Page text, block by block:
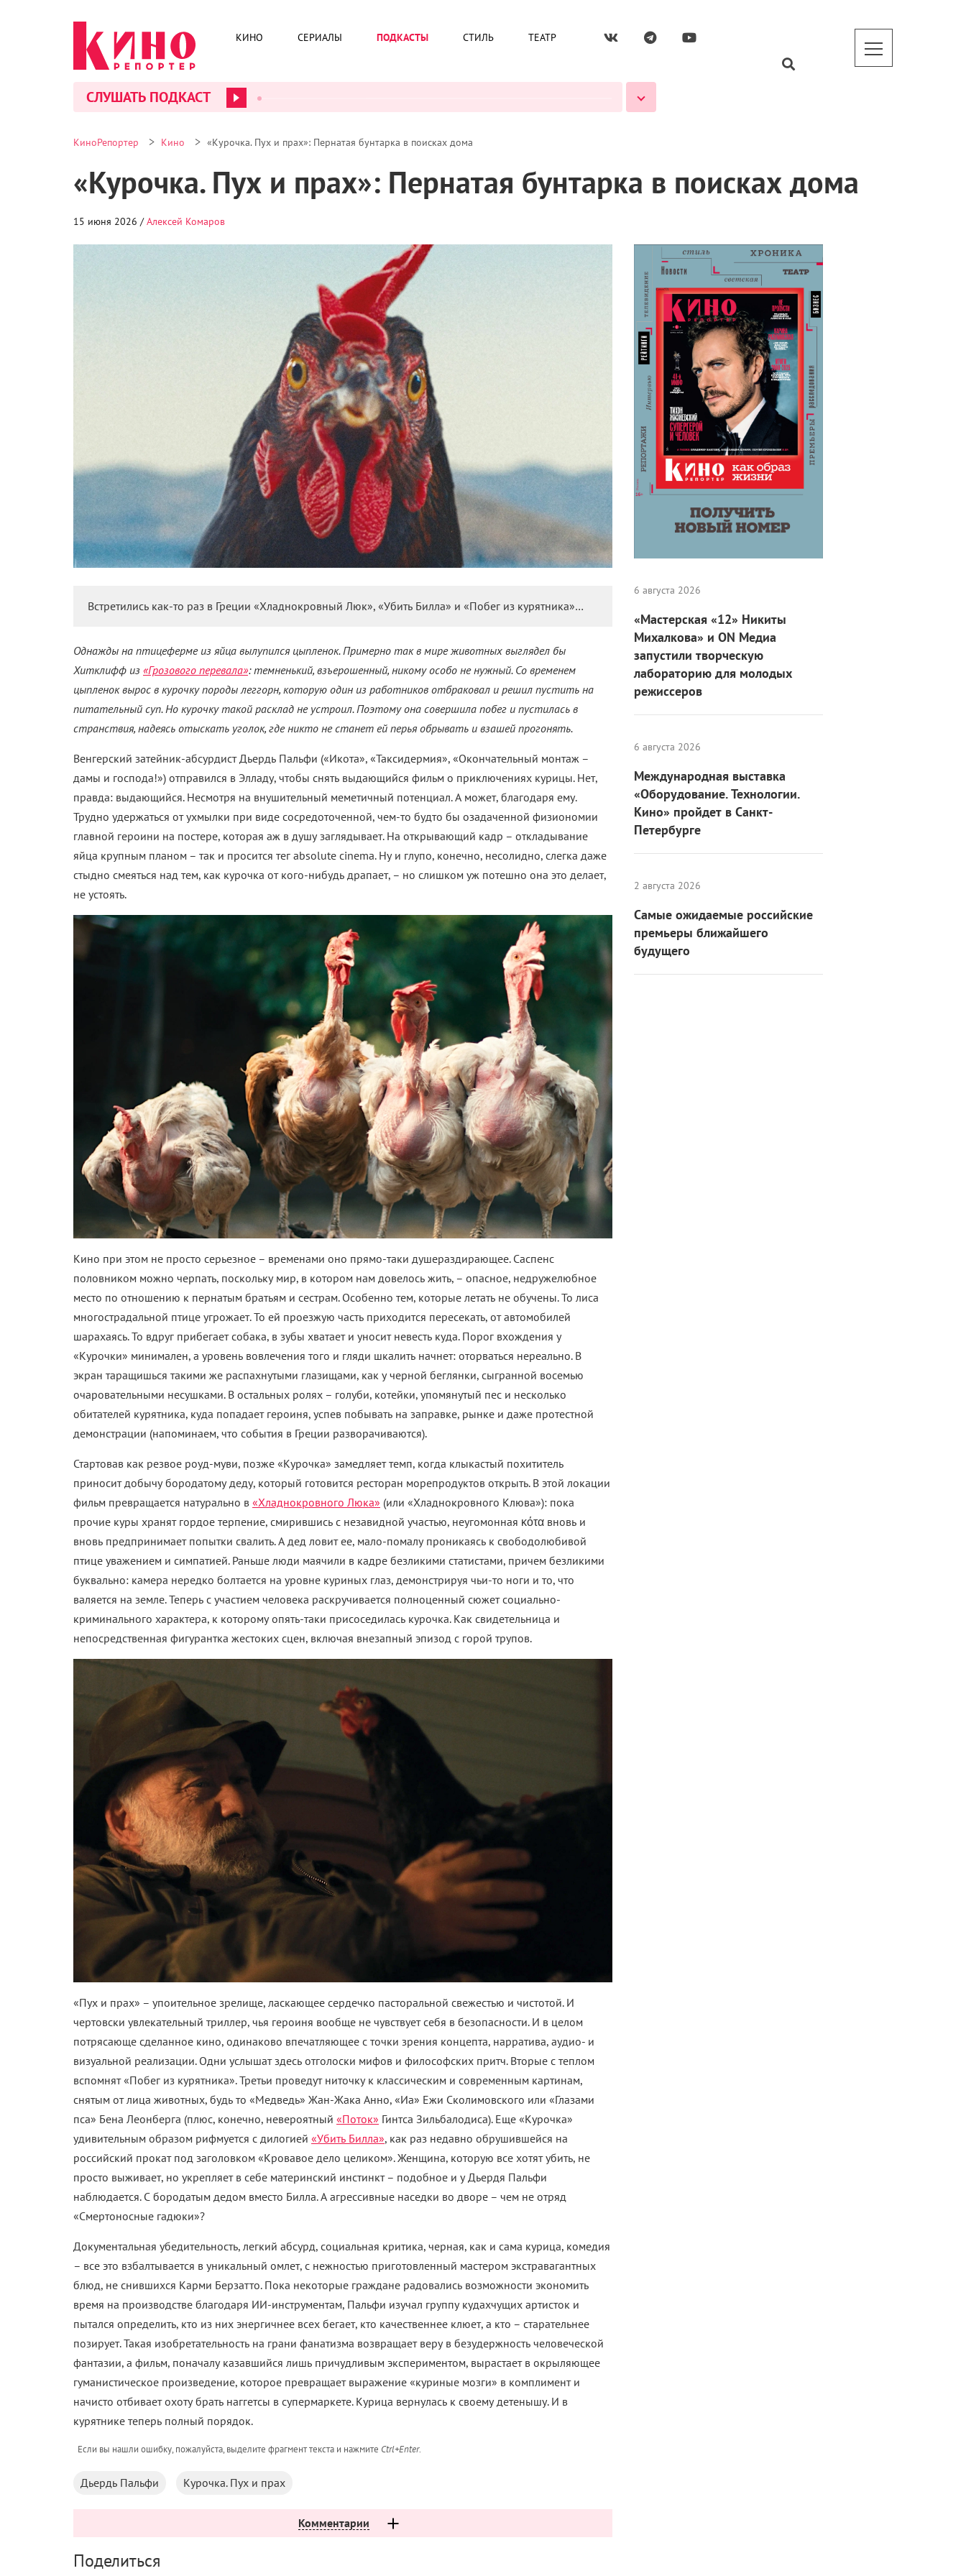
КИНО СЕРИАЛЫ ПОДКАСТЫ СТИЛЬ ТЕАТР
СЛУШАТЬ ПОДКАСТ
КиноРепортер > Кино > «Курочка. Пух и прах»: Пернатая бунтарка в поисках дома
«Курочка. Пух и прах»: Пернатая бунтарка в поисках дома
15 июня 2026 /Алексей Комаров
Встретились как-то раз в Греции «Хладнокровный Люк», «Убить Билла» и «Побег из курятника»…
Однажды на птицеферме из яйца вылупился цыпленок. Примерно так в мире животных выглядел бы
Хитклифф из «Грозового перевала»: темненький, взъерошенный, никому особо не нужный. Со временем
цыпленок вырос в курочку породы леггорн, которую один из работников отбраковал и решил пустить на
питательный суп. Но курочку такой расклад не устроил. Поэтому она совершила побег и пустилась в
странствия, надеясь отыскать уголок, где никто не станет ей перья обрывать и взашей прогонять.
Венгерский затейник-абсурдист Дьердь Пальфи («Икота», «Таксидермия», «Окончательный монтаж –
дамы и господа!») отправился в Элладу, чтобы снять выдающийся фильм о приключениях курицы. Нет,
правда: выдающийся. Несмотря на внушительный меметичный потенциал. А может, благодаря ему.
Трудно удержаться от ухмылки при виде сосредоточенной, чем-то будто бы озадаченной физиономии
главной героини на постере, которая аж в душу заглядывает. На открывающий кадр – откладывание
яйца крупным планом – так и просится тег absolute cinema. Ну и глупо, конечно, несолидно, слегка даже
стыдно смеяться над тем, как курочка от кого-нибудь драпает, – но слишком уж потешно она это делает,
не устоять.
Кино при этом не просто серьезное – временами оно прямо-таки душераздирающее. Саспенс
половником можно черпать, поскольку мир, в котором нам довелось жить, – опасное, недружелюбное
место по отношению к пернатым братьям и сестрам. Особенно тем, которые летать не обучены. То лиса
многострадальной птице угрожает. То ей проезжую часть приходится пересекать, от автомобилей
шарахаясь. То вдруг прибегает собака, в зубы хватает и уносит невесть куда. Порог вхождения у
«Курочки» минимален, а уровень вовлечения того и гляди шкалить начнет: оторваться нереально. В
экран таращишься такими же распахнутыми глазищами, как у черной беглянки, сыгранной восемью
очаровательными несушками. В остальных ролях – голуби, котейки, упомянутый пес и несколько
обитателей курятника, куда попадает героиня, успев побывать на заправке, рынке и даже протестной
демонстрации (напоминаем, что события в Греции разворачиваются).
Стартовав как резвое роуд-муви, позже «Курочка» замедляет темп, когда клыкастый похититель
приносит добычу бородатому деду, который готовится ресторан морепродуктов открыть. В этой локации
фильм превращается натурально в «Хладнокровного Люка» (или «Хладнокровного Клюва»): пока
прочие куры хранят гордое терпение, смирившись с незавидной участью, неугомонная κότα вновь и
вновь предпринимает попытки свалить. А дед ловит ее, мало-помалу проникаясь к свободолюбивой
птице уважением и симпатией. Раньше люди маячили в кадре безликими статистами, причем безликими
буквально: камера нередко болтается на уровне куриных глаз, демонстрируя чьи-то ноги и то, что
валяется на земле. Теперь с участием человека раскручивается полноценный сюжет социально-
криминального характера, к которому опять-таки присоседилась курочка. Как свидетельница и
непосредственная фигурантка жестоких сцен, включая внезапный эпизод с горой трупов.
«Пух и прах» – упоительное зрелище, ласкающее сердечко пасторальной свежестью и чистотой. И
чертовски увлекательный триллер, чья героиня вообще не чувствует себя в безопасности. И в целом
потрясающе сделанное кино, одинаково впечатляющее с точки зрения концепта, нарратива, аудио- и
визуальной реализации. Одни услышат здесь отголоски мифов и философских притч. Вторые с теплом
вспомнят «Побег из курятника». Третьи проведут ниточку к классическим и современным картинам,
снятым от лица животных, будь то «Медведь» Жан-Жака Анно, «Иа» Ежи Сколимовского или «Глазами
пса» Бена Леонберга (плюс, конечно, невероятный «Поток» Гинтса Зильбалодиса). Еще «Курочка»
удивительным образом рифмуется с дилогией «Убить Билла», как раз недавно обрушившейся на
российский прокат под заголовком «Кровавое дело целиком». Женщина, которую все хотят убить, не
просто выживает, но укрепляет в себе материнский инстинкт – подобное и у Дьердя Пальфи
наблюдается. С бородатым дедом вместо Билла. А агрессивные наседки во дворе – чем не отряд
«Смертоносные гадюки»?
Документальная убедительность, легкий абсурд, социальная критика, черная, как и сама курица, комедия
– все это взбалтывается в уникальный омлет, с нежностью приготовленный мастером экстравагантных
блюд, не снившихся Карми Берзатто. Пока некоторые граждане радовались возможности экономить
время на производстве благодаря ИИ-инструментам, Пальфи изучал группу кудахчущих артисток и
пытался определить, кто из них энергичнее всех бегает, кто качественнее клюет, а кто – старательнее
позирует. Такая изобретательность на грани фанатизма возвращает веру в безудержность человеческой
фантазии, а фильм, поначалу казавшийся лишь причудливым экспериментом, вырастает в окрыляющее
гуманистическое произведение, которое превращает выражение «куриные мозги» в комплимент и
начисто отбивает охоту брать наггетсы в супермаркете. Курица вернулась к своему детенышу. И в
курятнике теперь полный порядок.
Если вы нашли ошибку, пожалуйста, выделите фрагмент текста и нажмите Ctrl+Enter.
Дьердь Пальфи Курочка. Пух и прах
Комментарии
Поделиться
6 августа 2026
«Мастерская «12» Никиты
Михалкова» и ON Медиа
запустили творческую
лабораторию для молодых
режиссеров
6 августа 2026
Международная выставка
«Оборудование. Технологии.
Кино» пройдет в Санкт-
Петербурге
2 августа 2026
Самые ожидаемые российские
премьеры ближайшего
будущего